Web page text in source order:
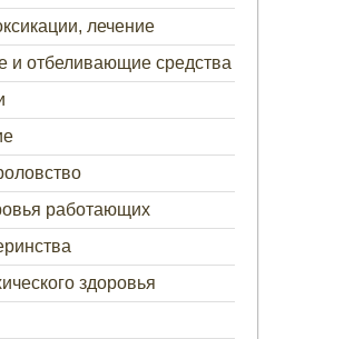
лечение
и отбеливающие средства
работающих
здоровья